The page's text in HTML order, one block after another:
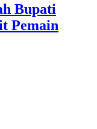
Bupati
Pemain